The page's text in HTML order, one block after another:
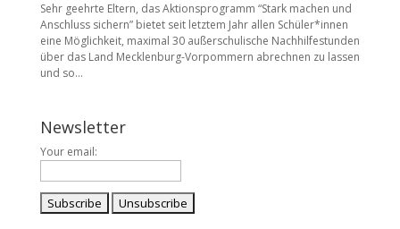
Sehr geehrte Eltern, das Aktionsprogramm “Stark machen und
Anschluss sichern” bietet seit letztem Jahr allen Schüler*innen
eine Möglichkeit, maximal 30 außerschulische Nachhilfestunden
über das Land Mecklenburg-Vorpommern abrechnen zu lassen
und so...
Newsletter
Your email: